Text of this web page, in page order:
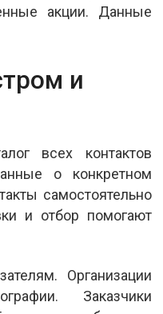
акции. Данные
и
всех контактов
о конкретном
самостоятельно
и отбор помогают
Организации
Заказчики